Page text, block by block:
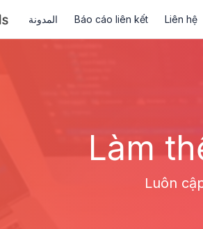
المدونة Báo cáo liên kết Liên hệ
Làm
Luôn